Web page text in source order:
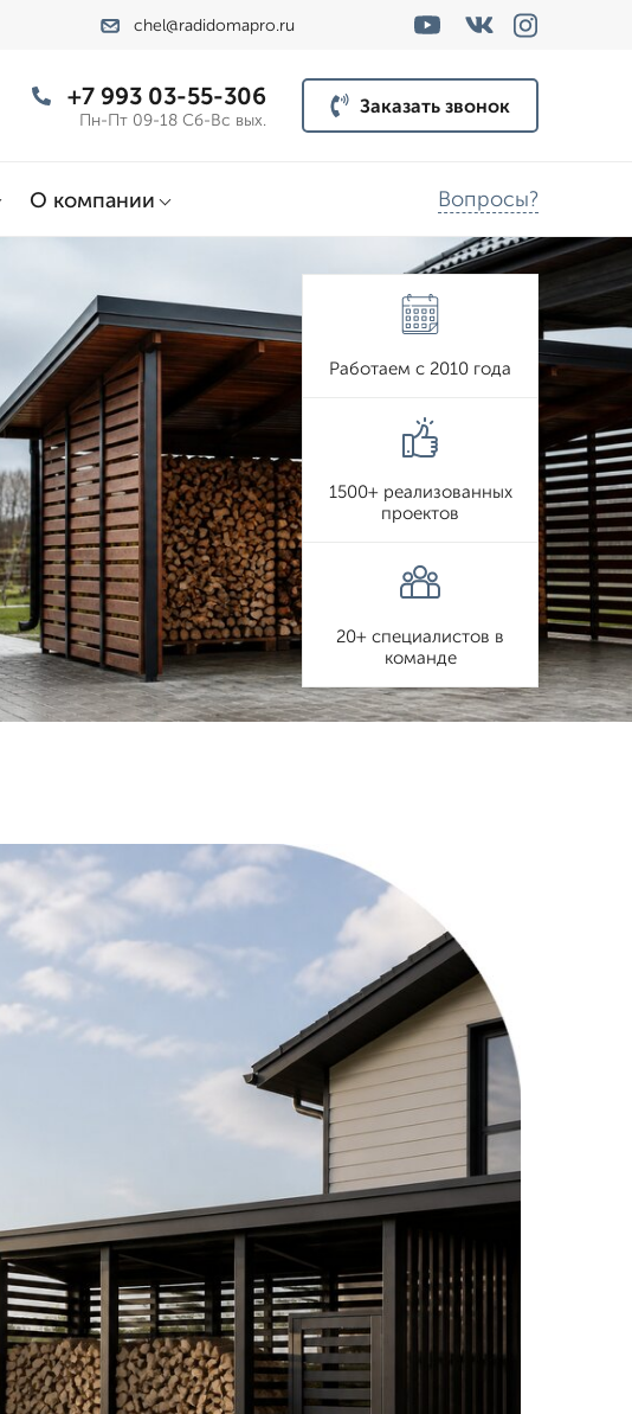
chel@radidomapro.ru
+7 993 03-55-306
Пн-Пт 09-18 Сб-Вс вых.
Заказать звонок
О компании Вопросы?
Работаем с 2010 года
1500+ реализованных
проектов
20+ специалистов в
команде